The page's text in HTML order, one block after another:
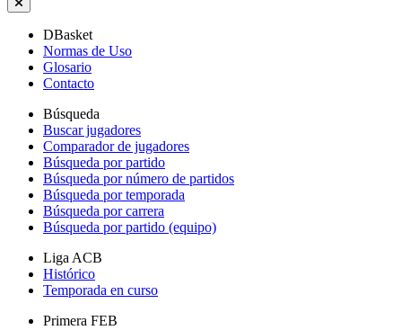
DBasket
Normas de Uso
Glosario
Contacto
Búsqueda
Buscar jugadores
Comparador de jugadores
Búsqueda por partido
Búsqueda por número de partidos
Búsqueda por temporada
Búsqueda por carrera
Búsqueda por partido (equipo)
Liga ACB
Histórico
Temporada en curso
Primera FEB